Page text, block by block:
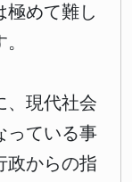
極めて難し
、現代社会
っている事
政からの指